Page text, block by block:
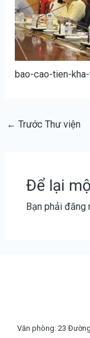
bao-cao-tien-
← Trước Thư viện
Để lại
Bạn phải đăng
Văn phòng: 23